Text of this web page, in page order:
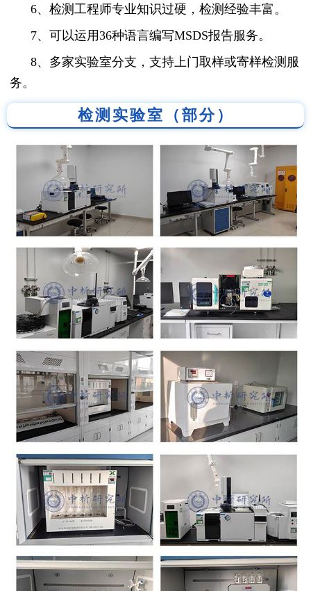
6、检测工程师专业知识过硬，检测经验丰富。
7、可以运用36种语言编写MSDS报告服务。
8、多家实验室分支，支持上门取样或寄样检测服
务。
检测实验室（部分）